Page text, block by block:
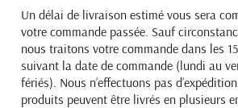
Un délai de livraison estimé vous sera
votre commande passée. Sauf
nous traitons votre commande dans les
suivant la date de commande (lundi au
fériés). Nous n’effectuons pas
produits peuvent être livrés en plusieurs